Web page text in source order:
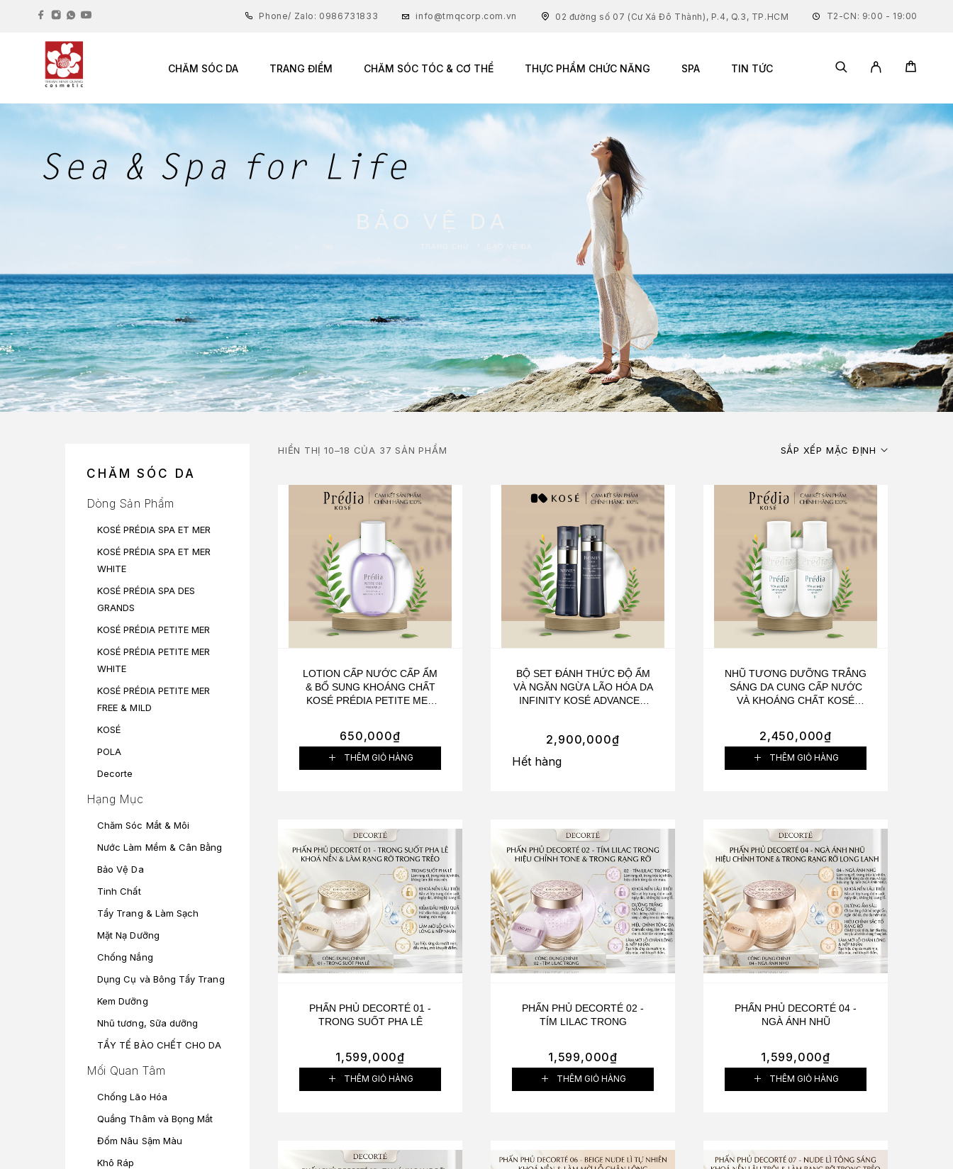
Phone/ Zalo: 0986731833 info@tmqcorp.com.vn 02 đường số 07 (Cư Xá Đô Thành), P.4, Q.3, TP.HCM T2-CN: 9:00 - 19:00
CHĂM SÓC DA TRANG ĐIỂM CHĂM SÓC TÓC & CƠ THỂ THỰC PHẨM CHỨC NĂNG SPA TIN TỨC
BẢO VỆ DA
CHĂM SÓC DA
Dòng Sản Phẩm
KOSÉ PRÉDIA SPA ET MER
KOSÉ PRÉDIA SPA ET MER
WHITE
KOSÉ PRÉDIA SPA DES
GRANDS
KOSÉ PRÉDIA PETITE MER
KOSÉ PRÉDIA PETITE MER
WHITE
KOSÉ PRÉDIA PETITE MER
FREE & MILD
KOSÉ
POLA
Decorte
Hạng Mục
Chăm Sóc Mắt & Môi
Nước Làm Mềm & Cân Bằng
Bảo Vệ Da
Tinh Chất
Tẩy Trang & Làm Sạch
Mặt Nạ Dưỡng
Chống Nắng
Dụng Cụ và Bông Tẩy Trang
Kem Dưỡng
Nhũ tương, Sữa dưỡng
TẨY TẾ BÀO CHẾT CHO DA
Mối Quan Tâm
Chống Lão Hóa
Quầng Thâm và Bọng Mắt
Đốm Nâu Sậm Màu
Khô Ráp
HIỂN THỊ 10–18 CỦA 37 SẢN PHẨM SẮP XẾP MẶC ĐỊNH
LOTION CẤP NƯỚC CẤP ẨM
& BỔ SUNG KHOÁNG CHẤT
KOSÉ PRÉDIA PETITE MER
650,000₫
THÊM GIỎ HÀNG
BỘ SET ĐÁNH THỨC ĐỘ ẨM
VÀ NGĂN NGỪA LÃO HÓA DA
INFINITY KOSÉ ADVANCED
50ML)
2,900,000₫
Hết hàng
NHŨ TƯƠNG DƯỠNG TRẮNG
SÁNG DA CUNG CẤP NƯỚC
VÀ KHOÁNG CHẤT KOSÉ
120ML
2,450,000₫
THÊM GIỎ HÀNG
PHẤN PHỦ DECORTÉ 01 -
TRONG SUỐT PHA LÊ
1,599,000₫
THÊM GIỎ HÀNG
PHẤN PHỦ DECORTÉ 02 -
TÍM LILAC TRONG
1,599,000₫
THÊM GIỎ HÀNG
PHẤN PHỦ DECORTÉ 04 -
NGÀ ÁNH NHŨ
1,599,000₫
THÊM GIỎ HÀNG